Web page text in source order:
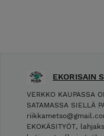
EKORISAIN
VERKKO KAUPASSA
SATAMASSA SIELLÄ
EKOKÄSITYÖT,